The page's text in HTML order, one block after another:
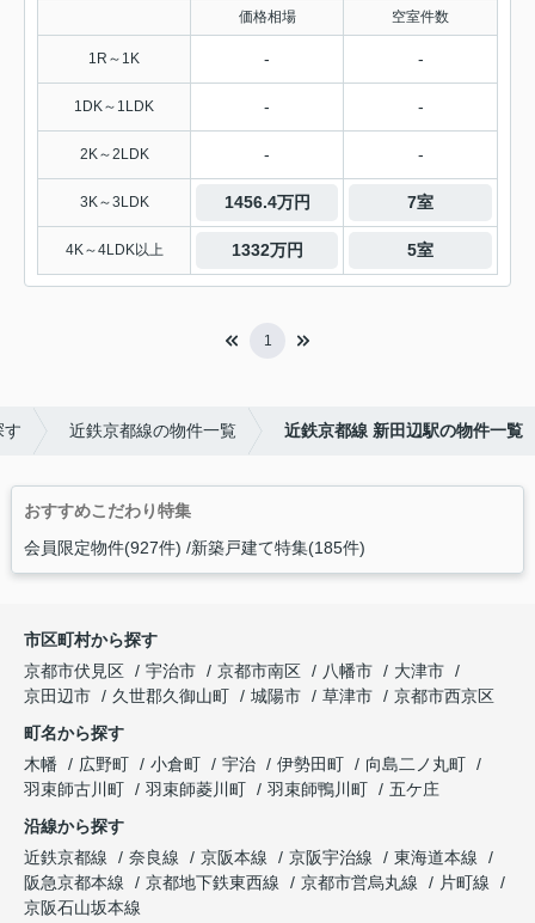
価格相場 空室件数
1R～1K - -
1DK～1LDK - -
2K～2LDK - -
3K～3LDK 1456.4万円 7室
4K～4LDK以上 1332万円 5室
1
す 近鉄京都線の物件一覧 近鉄京都線 新田辺駅の物件一覧
おすすめこだわり特集
会員限定物件(927件) 新築戸建て特集(185件)
市区町村から探す
京都市伏見区
宇治市 京都市南区 八幡市
大津市
京田辺市
久世郡久御山町 城陽市 草津市
京都市西京区
町名から探す
木幡
広野町 小倉町 宇治 伊勢田町
向島二ノ丸町
羽束師古川町
羽束師菱川町 羽束師鴨川町
五ケ庄
沿線から探す
近鉄京都線
奈良線 京阪本線 京阪宇治線
東海道本線
阪急京都本線
京都地下鉄東西線 京都市営烏丸線
片町線
京阪石山坂本線